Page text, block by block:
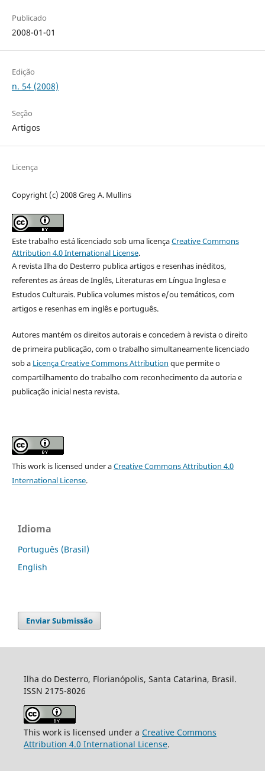
Publicado
2008-01-01
Edição
n. 54 (2008)
Seção
Artigos
Licença
Copyright (c) 2008 Greg A. Mullins
Este trabalho está licenciado sob uma licençaCreative Commons
Attribution 4.0 International License.
A revista Ilha do Desterro publica artigos e resenhas inéditos,
referentes as áreas de Inglês, Literaturas em Língua Inglesa e
Estudos Culturais. Publica volumes mistos e/ou temáticos, com
artigos e resenhas em inglês e português.
Autores mantém os direitos autorais e concedem à revista o direito
de primeira publicação, com o trabalho simultaneamente licenciado
sob a Licença Creative Commons Attribution que permite o
compartilhamento do trabalho com reconhecimento da autoria e
publicação inicial nesta revista.
This work is licensed under aCreative Commons Attribution 4.0
International License.
Idioma
Português (Brasil)
English
Enviar Submissão
Ilha do Desterro, Florianópolis, Santa Catarina, Brasil.
ISSN 2175-8026
This work is licensed under a Creative Commons
Attribution 4.0 International License.